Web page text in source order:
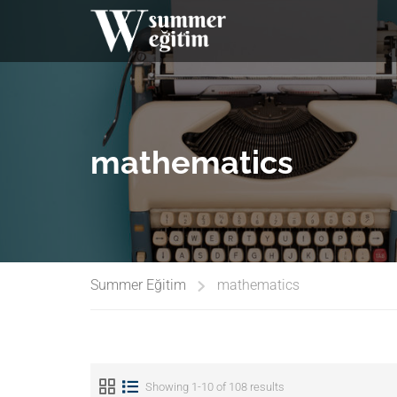
mathematics
Summer Eğitim mathematics
Showing 1-10 of 108 results